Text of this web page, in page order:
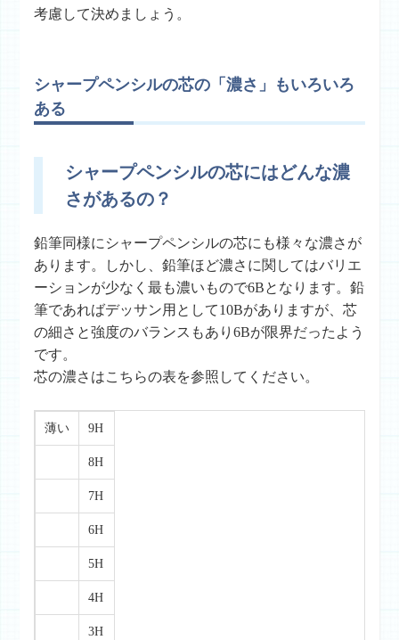
考慮して決めましょう。
シャープペンシルの芯の「濃さ」もいろいろ
ある
シャープペンシルの芯にはどんな濃
さがあるの？
鉛筆同様にシャープペンシルの芯にも様々な濃さが
あります。しかし、鉛筆ほど濃さに関してはバリエ
ーションが少なく最も濃いもので6Bとなります。鉛
筆であればデッサン用として10Bがありますが、芯
の細さと強度のバランスもあり6Bが限界だったよう
です。
芯の濃さはこちらの表を参照してください。
薄い 9H
8H
7H
6H
5H
4H
3H